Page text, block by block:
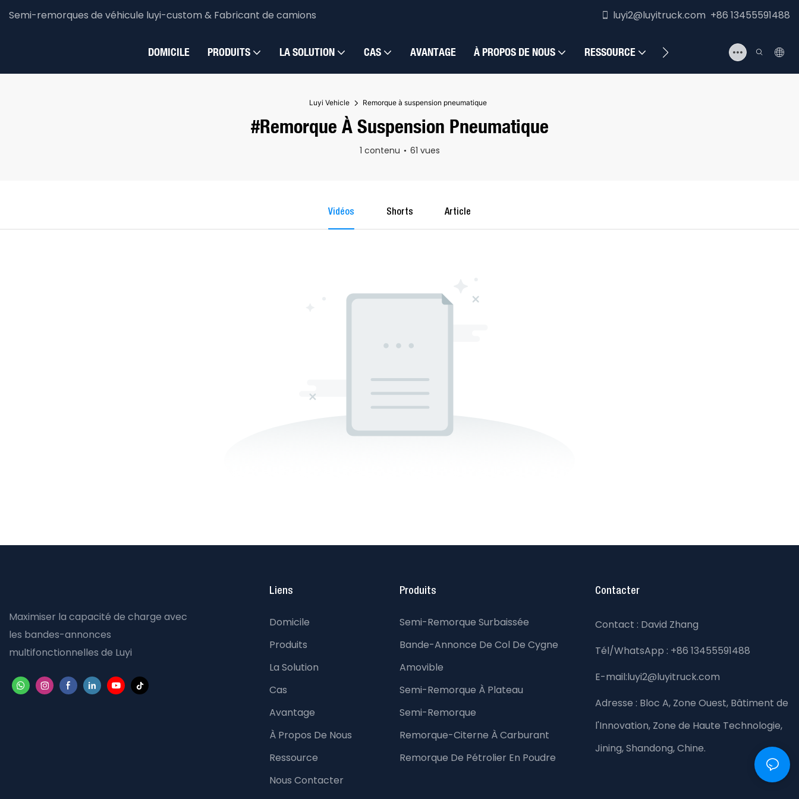
Semi-remorques de véhicule luyi-custom & Fabricant de camions luyi2@luyitruck.com +86 13455591488
DOMICILE PRODUITS LA SOLUTION CAS AVANTAGE À PROPOS DE NOUS RESSOURCE NOUS CONTACTER
Luyi Vehicle Remorque à suspension pneumatique
#Remorque À Suspension Pneumatique
1 contenu 61 vues
Vidéos Shorts Article
Maximiser la capacité de charge avec
les bandes-annonces
multifonctionnelles de Luyi
Liens
Domicile
Produits
La Solution
Cas
Avantage
À Propos De Nous
Ressource
Nous Contacter
Produits
Semi-Remorque Surbaissée
Bande-Annonce De Col De Cygne
Amovible
Semi-Remorque À Plateau
Semi-Remorque
Remorque-Citerne À Carburant
Remorque De Pétrolier En Poudre
Contacter
Contact : David Zhang
Tél/WhatsApp : +86 13455591488
E-mail:luyi2@luyitruck.com
Adresse : Bloc A, Zone Ouest, Bâtiment de
l'Innovation, Zone de Haute Technologie,
Jining, Shandong, Chine.